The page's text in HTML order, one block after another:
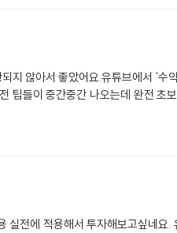
지 않아서 좋았어요.유튜브에서 '수
팁들이 중간중간 나오는데 완전 초
전에 적용해서 투자해보고싶네요.